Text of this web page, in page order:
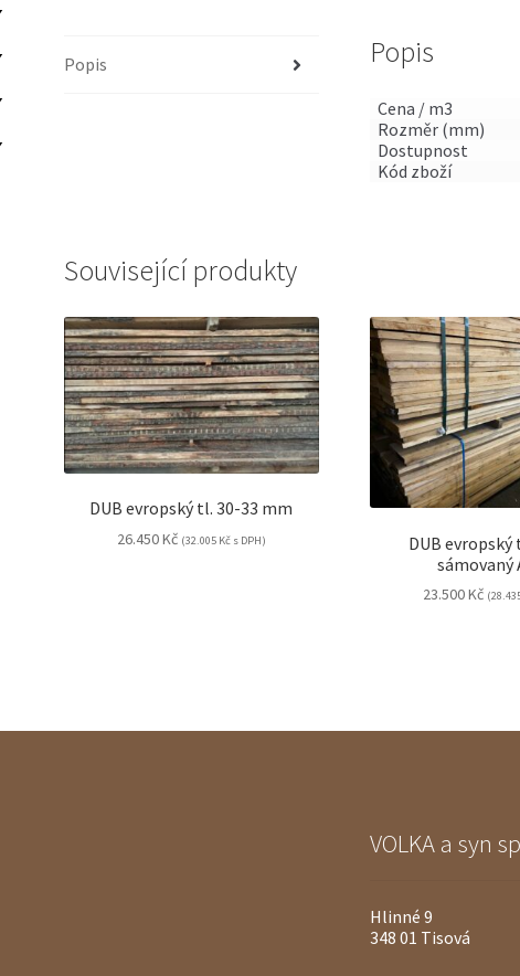
Popis Popis
Cena / m3
Rozměr (mm)
Dostupnost
Kód zboží
Související produkty
DUB evropský tl. 30-33 mm
26.450Kč (32.005 Kčs DPH)
DUB evropský
sámovaný
23.500Kč (
VOLKA a syn
Hlinné 9
348 01 Tisová